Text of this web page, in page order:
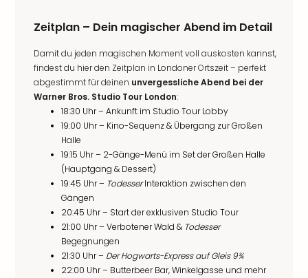
Zeitplan – Dein magischer Abend im Detail
Damit du jeden magischen Moment voll auskosten kannst,
findest du hier den Zeitplan in Londoner Ortszeit – perfekt
abgestimmt für deinen unvergessliche Abend bei der
Warner Bros. Studio Tour London:
18:30 Uhr – Ankunft im Studio Tour Lobby
19:00 Uhr – Kino-Sequenz & Übergang zur Großen
Halle
19:15 Uhr – 2-Gänge-Menü im Set der Großen Halle
(Hauptgang & Dessert)
19:45 Uhr – TodesserInteraktion zwischen den
Gängen
20:45 Uhr – Start der exklusiven Studio Tour
21:00 Uhr – Verbotener Wald & Todesser
Begegnungen
21:30 Uhr – Der Hogwarts-Express auf Gleis 9¾
22:00 Uhr – Butterbeer Bar, Winkelgasse und mehr